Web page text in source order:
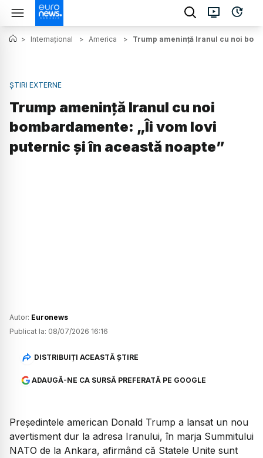
> Internațional > America > Trump amenință Iranul cu noi
ȘTIRI EXTERNE
Trump amenință Iranul cu noi
bombardamente: „Îi vom lovi
puternic și în această noapte”
Autor: Euronews
Publicat la: 08/07/2026 16:16
DISTRIBUIȚI ACEASTĂ ȘTIRE
ADAUGĂ-NE CA SURSĂ PREFERATĂ PE GOOGLE
Președintele american Donald Trump a lansat un nou
avertisment dur la adresa Iranului, în marja Summitului
NATO de la Ankara, afirmând că Statele Unite sunt